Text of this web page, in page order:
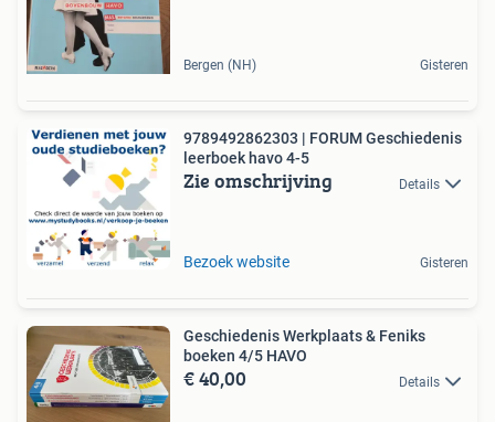
Bergen (NH) Gisteren
9789492862303 | FORUM Geschiedenis
leerboek havo 4-5
Zie omschrijving Details
Bezoek website Gisteren
Geschiedenis Werkplaats & Feniks
boeken 4/5 HAVO
€ 40,00 Details